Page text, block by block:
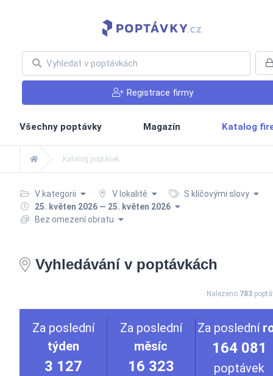
Registrace firmy
Všechny poptávky Magazín Katalog
Katalog poptávek
V kategorii V lokalitě
S klíčovými slovy
25. květen 2026 — 25. květen 2026
Bez omezení obratu
Vyhledávání v poptávkách
Nalezeno 783
Za poslední
týden
3 127
Za poslední
měsíc
16 323
Za poslední
164 081
poptávek